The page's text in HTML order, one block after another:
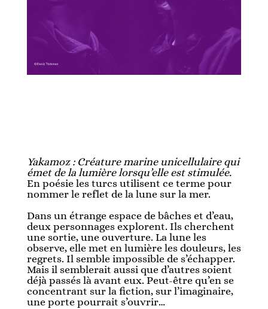
Yakamoz : Créature marine unicellulaire qui
émet de la lumière lorsqu’elle est stimulée.
En poésie les turcs utilisent ce terme pour
nommer le reflet de la lune sur la mer.
Dans un étrange espace de bâches et d’eau,
deux personnages explorent. Ils cherchent
une sortie, une ouverture. La lune les
observe, elle met en lumière les douleurs, les
regrets. Il semble impossible de s’échapper.
Mais il semblerait aussi que d’autres soient
déjà passés là avant eux. Peut-être qu’en se
concentrant sur la fiction, sur l’imaginaire,
une porte pourrait s’ouvrir…